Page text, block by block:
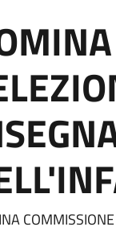
COMMISSIONE